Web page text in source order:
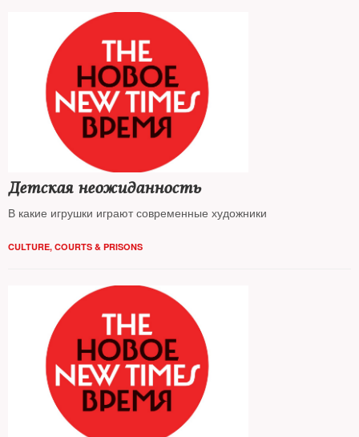
Детская неожиданность
В какие игрушки играют современные художники
CULTURE, COURTS & PRISONS